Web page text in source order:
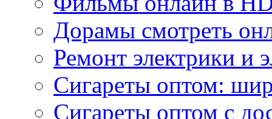
Дорамы смотреть
Ремонт электрики и
Сигареты оптом:
Сигареты оптом с